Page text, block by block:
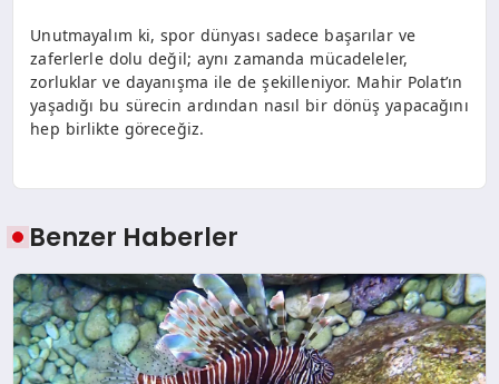
Unutmayalım ki, spor dünyası sadece başarılar ve
zaferlerle dolu değil; aynı zamanda mücadeleler,
zorluklar ve dayanışma ile de şekilleniyor. Mahir Polat’ın
yaşadığı bu sürecin ardından nasıl bir dönüş yapacağını
hep birlikte göreceğiz.
Benzer Haberler